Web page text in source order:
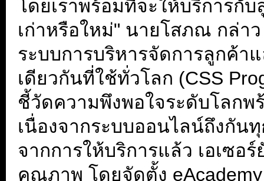
โดยเราพร้อมที่จะให้บริการกั
เก่าหรือใหม่" นายโสภณ กล่า
ระบบการบริหารจัดการลูกค้า
เดียวกันที่ใช้ทั่วโลก (CSS
ชี้วัดความพึงพอใจระดับโลก
เนื่องจากระบบออนไลน์ถึงกัน
จากการให้บริการแล้ว เอเซ
คุณภาพ โดยจัดตั้ง